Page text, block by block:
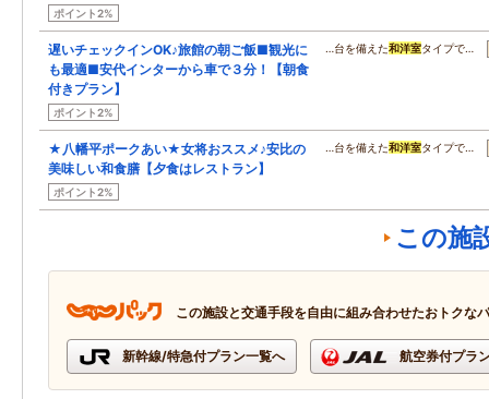
ポイント2%
遅いチェックインOK♪旅館の朝ご飯■観光に
も最適■安代インターから車で３分！【朝食
付きプラン】
ポイント2%
…台を備えた和洋室タイプで…
★八幡平ポークあい★女将おススメ♪安比の
美味しい和食膳【夕食はレストラン】
ポイント2%
…台を備えた和洋室タイプで…
この施
この施設と交通手段を自由に組み合わせたおトクな
新幹線/特急付プラン一覧へ 航空券付プラ